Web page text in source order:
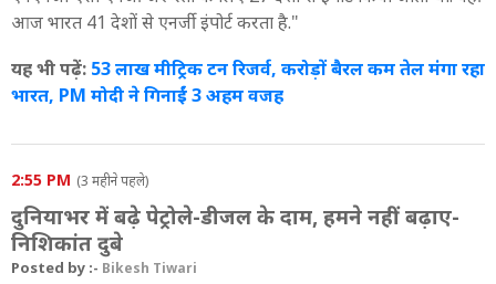
आज भारत 41 देशों से एनर्जी इंपोर्ट करता है."
यह भी पढ़ें: 53 लाख मीट्रिक टन रिजर्व, करोड़ों बैरल कम तेल मंगा रहा
भारत, PM मोदी ने गिनाईं 3 अहम वजह
2:55 PM (3 महीने पहले)
दुनियाभर में बढ़े पेट्रोले-डीजल के दाम, हमने नहीं बढ़ाए-
निशिकांत दुबे
Posted by :- Bikesh Tiwari